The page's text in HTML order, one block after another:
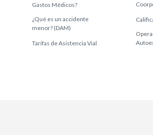
Gastos Médicos?
¿Qué es un accidente
menor? (DAM)
Tarifas de Asistencia Vial